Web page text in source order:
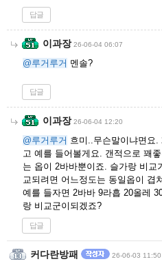
답글
이과장 26-06-04 06:07
@루거루거 멘솔?
답글
이과장 26-06-04 12:20
@루거루거 흐미..무슨말이냐면요
고 예를 들어볼게요. 갠적으로 꽤
는 옵이 2바바뿐이죠. 슬가랑 비교
교되려면 어느정도는 동일옵이 겹
예를 들자면 2바바 9라흡 20올레
랑 비교군이되겠죠?
답글
커다란방패 26-06-03 11:50